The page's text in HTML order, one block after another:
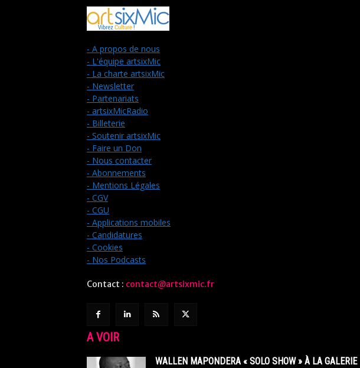
- A propos de nous
- L'équipe artsixMic
- La charte artsixMic
- Newsletter
- Partenariats
- artsixMicRadio
- Billeterie
- Soutenir artsixMic
- Faire un Don
- Nous contacter
- Abonnements
- Mentions Légales
- CGV
- CGU
- Applications mobiles
- Candidatures
- Cookies
- Nos Podcasts
Contact : contact@artsixmic.fr
A VOIR
WALLEN MAPONDERA « SOLO SHOW » À LA